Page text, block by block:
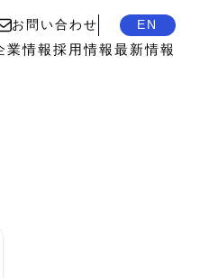
業情報採用情報最新情報
お問い合わせ EN